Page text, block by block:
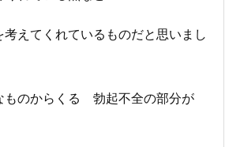
えてくれているものだと思いまし
のからくる 勃起不全の部分が